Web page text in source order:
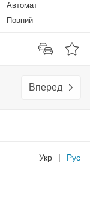
Автомат
Повний
Вперед
Укр | Рус